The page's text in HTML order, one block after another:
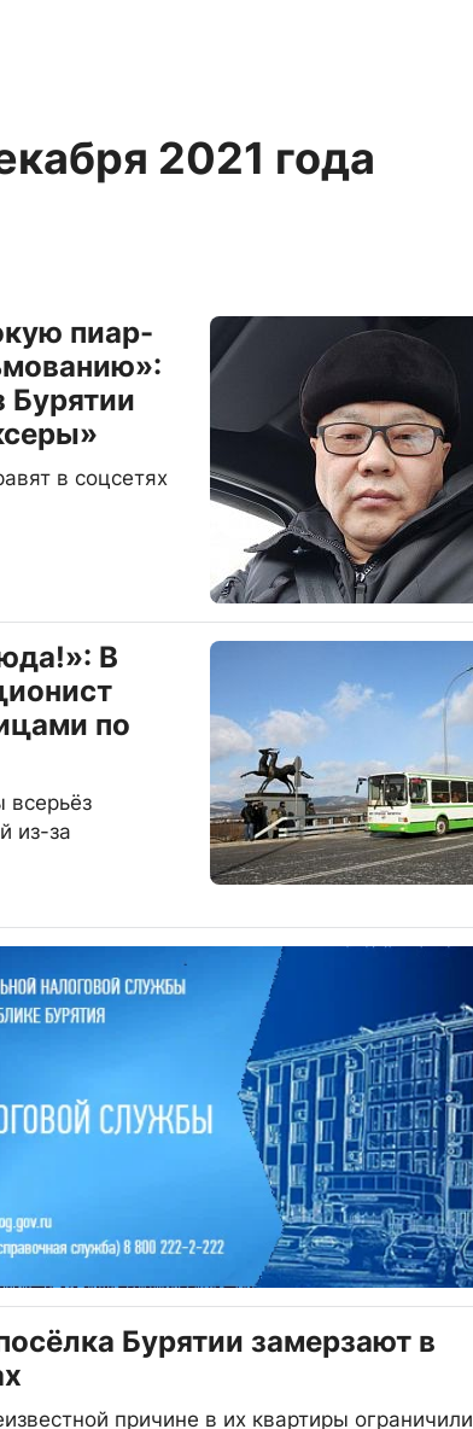
2021 года
пиар-
Бурятии
в соцсетях
В
по
всерьёз
из-за
Бурятии замерзают в
причине в их квартиры ограничили